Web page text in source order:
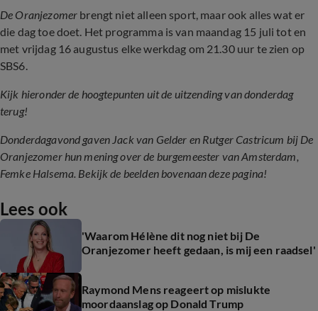
De Oranjezomer brengt niet alleen sport, maar ook alles wat er
die dag toe doet. Het programma is van maandag 15 juli tot en
met vrijdag 16 augustus elke werkdag om 21.30 uur te zien op
SBS6.
Kijk hieronder de hoogtepunten uit de uitzending van donderdag
terug!
Donderdagavond gaven Jack van Gelder en Rutger Castricum bij De
Oranjezomer hun mening over de burgemeester van Amsterdam,
Femke Halsema. Bekijk de beelden bovenaan deze pagina!
Lees ook
'Waarom Hélène dit nog niet bij De
Oranjezomer heeft gedaan, is mij een raadsel'
Raymond Mens reageert op mislukte
moordaanslag op Donald Trump